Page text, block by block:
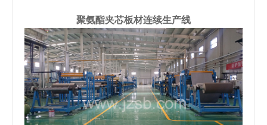
聚氨酯夹芯板材连续生产线